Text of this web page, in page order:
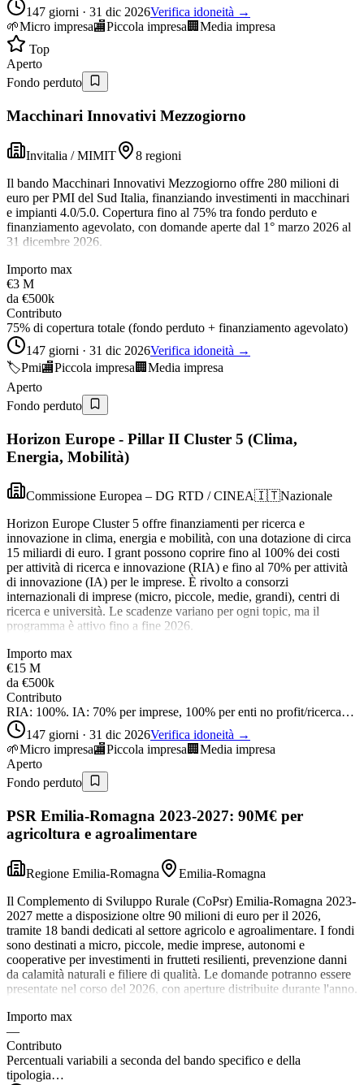
147 giorni · 31 dic 2026Verifica idoneità →
🌱Micro impresa🏬Piccola impresa🏢 Media impresa
Top
Aperto
Fondo perduto
Macchinari Innovativi Mezzogiorno
Invitalia / MIMIT
8 regioni
Il bando Macchinari Innovativi Mezzogiorno offre 280 milioni di
euro per PMI del Sud Italia, finanziando investimenti in macchinari
e impianti 4.0/5.0. Copertura fino al 75% tra fondo perduto e
finanziamento agevolato, con domande aperte dal 1° marzo 2026 al
31 dicembre 2026.
Importo max
€3 M
da €500k
Contributo
75% di copertura totale (fondo perduto + finanziamento agevolato)
147 giorni · 31 dic 2026Verifica idoneità →
🏷️Pmi🏬Piccola impresa 🏢 Media impresa
Aperto
Fondo perduto
Horizon Europe - Pillar II Cluster 5 (Clima,
Energia, Mobilità)
Commissione Europea – DG RTD / CINEA🇮🇹Nazionale
Horizon Europe Cluster 5 offre finanziamenti per ricerca e
innovazione in clima, energia e mobilità, con una dotazione di circa
15 miliardi di euro. I grant possono coprire fino al 100% dei costi
per attività di ricerca e innovazione (RIA) e fino al 70% per attività
di innovazione (IA) per le imprese. È rivolto a consorzi
internazionali di imprese (micro, piccole, medie, grandi), centri di
ricerca e università. Le scadenze variano per ogni topic, ma il
programma è attivo fino a fine 2026.
Importo max
€15 M
da €500k
Contributo
RIA: 100%. IA: 70% per imprese, 100% per enti no profit/ricerca…
147 giorni · 31 dic 2026Verifica idoneità →
🌱Micro impresa🏬Piccola impresa 🏢 Media impresa
Aperto
Fondo perduto
PSR Emilia-Romagna 2023-2027: 90M€ per
agricoltura e agroalimentare
Regione Emilia-Romagna
Emilia-Romagna
Il Complemento di Sviluppo Rurale (CoPsr) Emilia-Romagna 2023-
2027 mette a disposizione oltre 90 milioni di euro per il 2026,
tramite 18 bandi dedicati al settore agricolo e agroalimentare. I fondi
sono destinati a micro, piccole, medie imprese, autonomi e
cooperative per investimenti in frutteti resilienti, prevenzione danni
da calamità naturali e filiere di qualità. Le domande potranno essere
presentate nel corso del 2026, con aperture distribuite durante l'anno.
Importo max
—
Contributo
Percentuali variabili a seconda del bando specifico e della
tipologia…